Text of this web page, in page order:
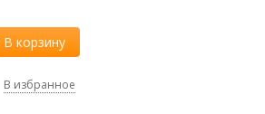
В корзину
В избранное